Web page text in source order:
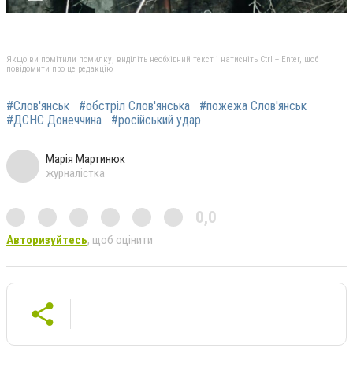
Якщо ви помітили помилку, виділіть необхідний текст і натисніть Ctrl + Enter, щоб
повідомити про це редакцію
#Слов'янськ #обстріл Слов'янська
#пожежа Слов'янськ
#ДСНС Донеччина
#російський удар
Марія Мартинюк
журналістка
0,0
Авторизуйтесь, щоб оцінити